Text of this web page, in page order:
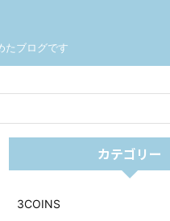
たブログです
カテゴリー
3COINS